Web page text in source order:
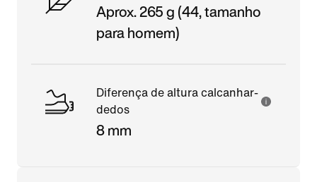
Aprox. 265 g (44, tamanho
para homem)
Diferença de altura calcanhar-
dedos
8 mm